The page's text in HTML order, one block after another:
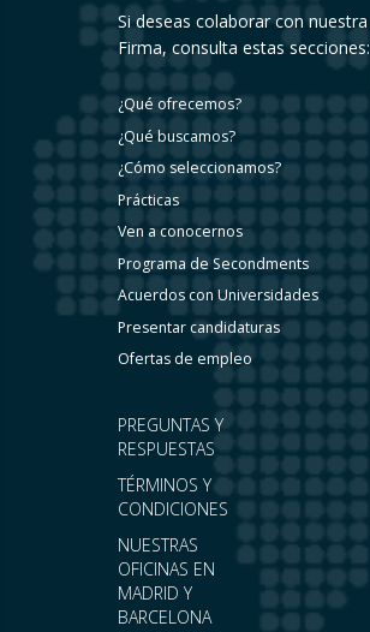
PREGUNTAS Y
RESPUESTAS
TÉRMINOS Y
CONDICIONES
NUESTRAS
OFICINAS EN
MADRID Y
BARCELONA
Si deseas colaborar con nuestra
Firma, consulta estas secciones:
¿Qué ofrecemos?
¿Qué buscamos?
¿Cómo seleccionamos?
Prácticas
Ven a conocernos
Programa de Secondments
Acuerdos con Universidades
Presentar candidaturas
Ofertas de empleo